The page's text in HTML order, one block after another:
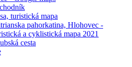
turistická mapa
pahorkatina, Hlohovec -
a cyklistická mapa 2021
cesta